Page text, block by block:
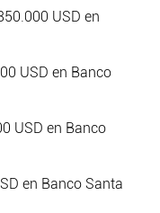
USD en
USD en Banco
USD en Banco
en Banco Santa